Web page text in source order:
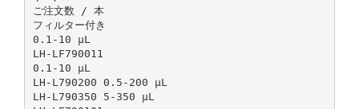
ご注文数 / 本
フィルター付き
0.1-10 μL
LH-LF790011
0.1-10 µL
LH-L790200 0.5-200 μL
LH-L790350 5-350 μL